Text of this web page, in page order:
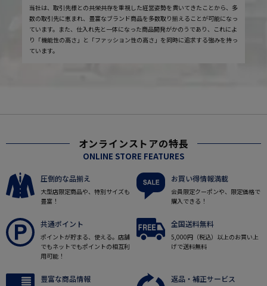
当社は、取引先様との共栄共存を重視した経営姿勢を貫いてきたことから、多
数の取引先に恵まれ、豊富なブランド商品を多数取り揃えることが可能になっ
ています。また、仕入れ先と一体になった商品開発がかのうであり、これによ
り「機能性の高さ」と「ファッション性の高さ」を同時に追求する強みを持っ
ています。
オンラインストアの特長
ONLINE STORE FEATURES
圧倒的な品揃え
大型店限定商品や、特別サイズも
豊富！
お買い得情報満載
会員限定クーポンや、限定価格で
購入できる！
共通ポイント
ポイントが貯まる、使える。店舗
でもネットでもポイントの相互利
用可能！
全国送料無料
5,000円（税込）以上のお買い上
げで送料無料
豊富な商品情報 返品・補正サービス